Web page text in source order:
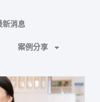
新消息
案例分享